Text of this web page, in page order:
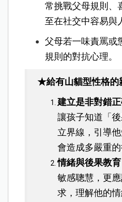
常挑戰父母規則、
至在社交中容易與
父母若一味責罵或
規則的對抗心理。
★給有山貓型性格的
建立是非對錯
讓孩子知道「
立界線，引導
會造成多嚴重的
情緒與後果教育
敏感聰慧，更
求，理解他的